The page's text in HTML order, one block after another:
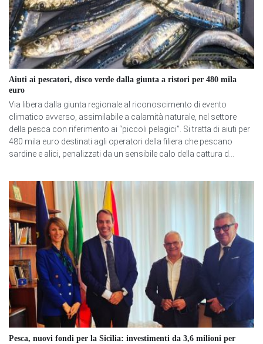
Aiuti ai pescatori, disco verde dalla giunta a ristori per 480 mila
euro
Via libera dalla giunta regionale al riconoscimento di evento
climatico avverso, assimilabile a calamità naturale, nel settore
della pesca con riferimento ai “piccoli pelagici”. Si tratta di aiuti per
480 mila euro destinati agli operatori della filiera che pescano
sardine e alici, penalizzati da un sensibile calo della cattura d...
Pesca, nuovi fondi per la Sicilia: investimenti da 3,6 milioni per